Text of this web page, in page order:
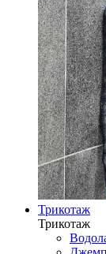
Трикотаж
Трикотаж